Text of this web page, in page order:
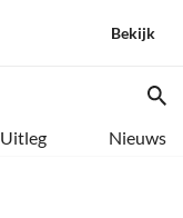
Bekijk
Uitleg Nieuws